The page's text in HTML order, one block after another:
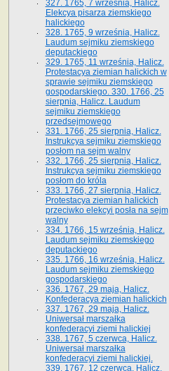
327. 1765, 7 września, Halicz.
Elekcya pisarza ziemskiego
halickiego
328. 1765, 9 września, Halicz.
Laudum sejmiku ziemskiego
deputackiego
329. 1765, 11 września, Halicz.
Protestacya ziemian halickich w
sprawie sejmiku ziemskiego
gospodarskiego. 330. 1766, 25
sierpnia, Halicz. Laudum
sejmiku ziemskiego
przedsejmowego
331. 1766, 25 sierpnia, Halicz.
Instrukcya sejmiku ziemskiego
posłom na sejm walny
332. 1766, 25 sierpnia, Halicz.
Instrukcya sejmiku ziemskiego
posłom do króla
333. 1766, 27 sierpnia, Halicz.
Protestacya ziemian halickich
przeciwko elekcyi posła na sejm
walny
334. 1766, 15 września, Halicz.
Laudum sejmiku ziemskiego
deputackiego
335. 1766, 16 września, Halicz.
Laudum sejmiku ziemskiego
gospodarskiego
336. 1767, 29 maja, Halicz.
Konfederacya ziemian halickich
337. 1767, 29 maja, Halicz.
Uniwersał marszałka
konfederacyi ziemi halickiej
338. 1767, 5 czerwca, Halicz.
Uniwersał marszałka
konfederacyi ziemi halickiej.
339. 1767, 12 czerwca, Halicz.